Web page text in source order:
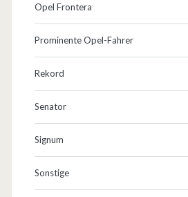
Opel Frontera
Prominente Opel-Fahrer
Rekord
Senator
Signum
Sonstige